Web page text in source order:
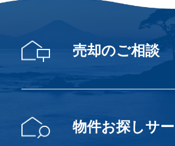
売却のご相談
物件お探しサ